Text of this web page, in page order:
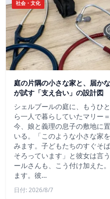
社会・文化
庭の片隅の小さな家と、届
が試す「支え合い」の設計図
シェルブールの庭に、もうひ
ら一人で暮らしていたマリー
今、娘と義理の息子の敷地に
いる。「このような小さな家
みます。子どもたちのすぐそ
そろっています」と彼女は言
ールさんも、こう付け加えた
ます。彼…
日付: 2026/8/7